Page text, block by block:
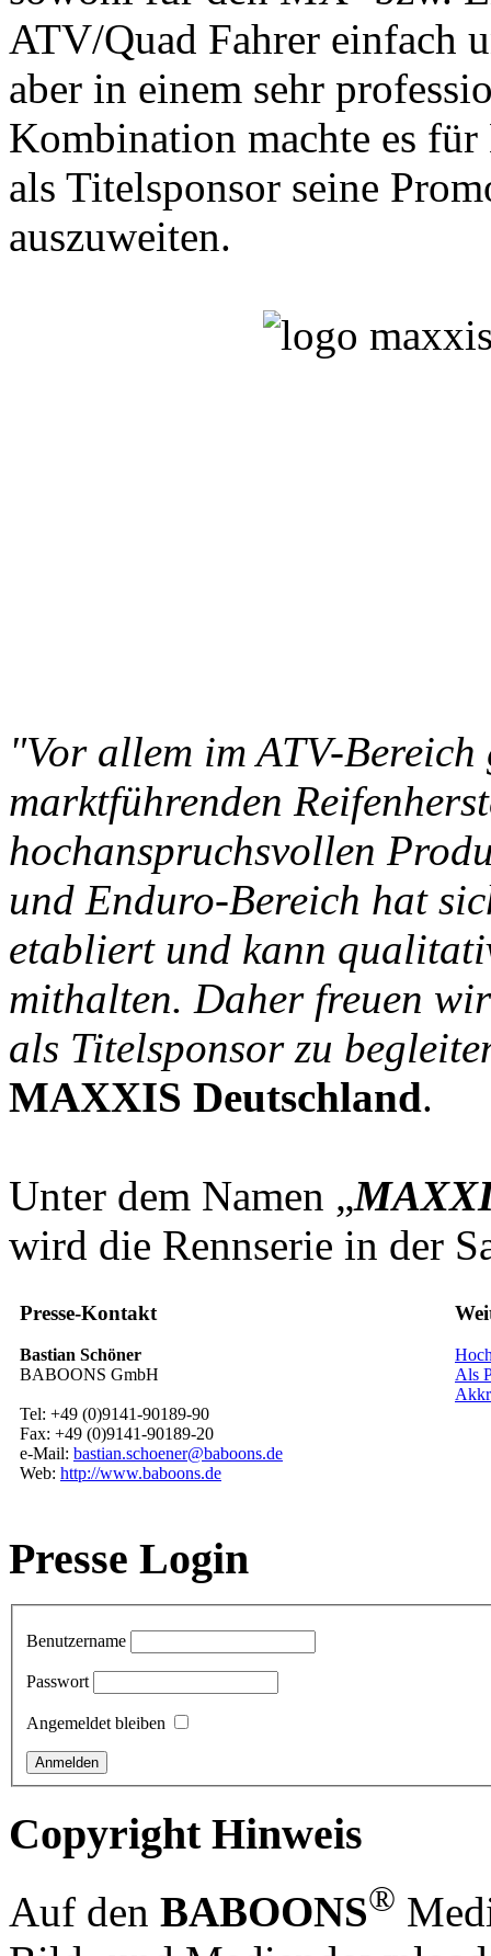
ATV/Quad Fahrer einfach
aber in einem sehr
Kombination machte es
als Titelsponsor seine
auszuweiten.
"Vor allem im ATV-
marktführenden
hochanspruchsvollen
und Enduro-Bereich hat
etabliert und kann
mithalten. Daher freuen
als Titelsponsor zu
MAXXIS Deutschland.
Unter dem Namen „
wird die Rennserie in der
Presse-Kontakt
Bastian Schöner
BABOONS GmbH
Tel: +49 (0)9141-90189-90
Fax: +49 (0)9141-90189-20
e-Mail: bastian.schoener@baboons.de
Web: http://www.baboons.de
Als
Presse Login
Benutzername
Passwort
Angemeldet bleiben
Copyright Hinweis
Auf den BABOONS®